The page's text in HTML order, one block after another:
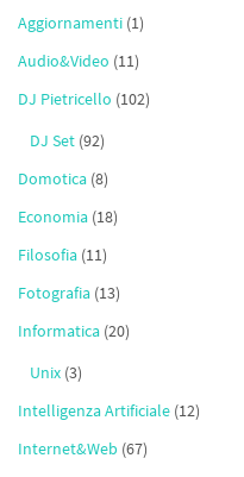
Aggiornamenti (1)
Audio&Video (11)
DJ Pietricello (102)
DJ Set (92)
Domotica (8)
Economia (18)
Filosofia (11)
Fotografia (13)
Informatica (20)
Unix (3)
Intelligenza Artificiale (12)
Internet&Web (67)